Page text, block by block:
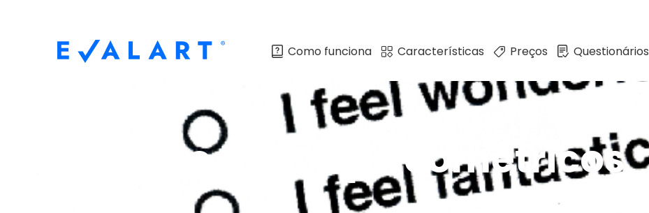
Como funciona Características Preços Questionários
Tipos de testes psicométricos